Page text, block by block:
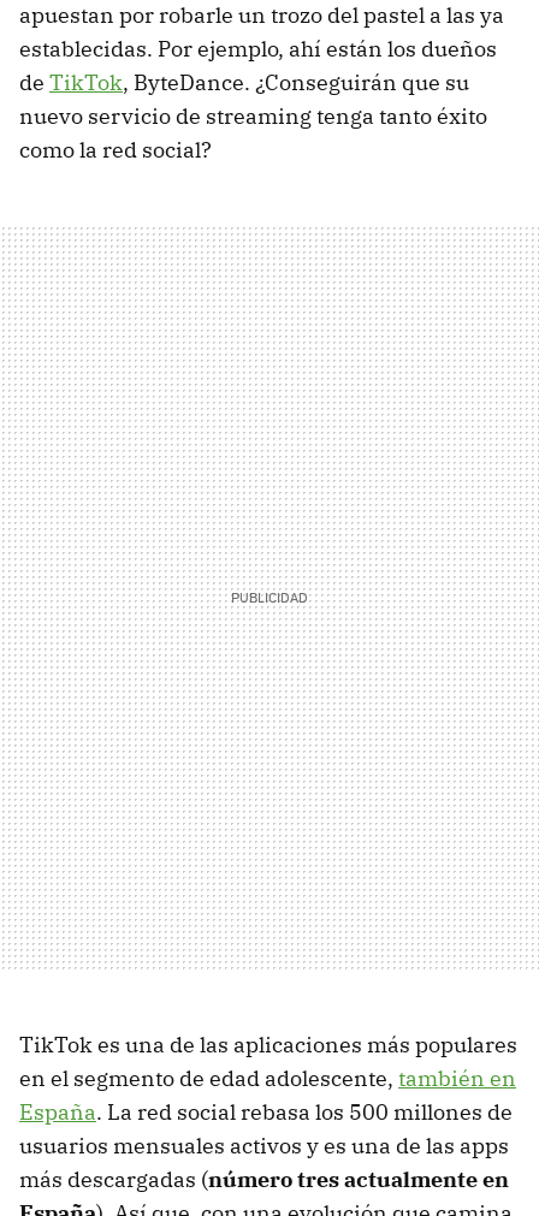
apuestan por robarle un trozo del pastel a las ya
establecidas. Por ejemplo, ahí están los dueños
de TikTok, ByteDance. ¿Conseguirán que su
nuevo servicio de streaming tenga tanto éxito
como la red social?
TikTok es una de las aplicaciones más populares
en el segmento de edad adolescente, también en
España. La red social rebasa los 500 millones de
usuarios mensuales activos y es una de las apps
más descargadas (número tres actualmente en